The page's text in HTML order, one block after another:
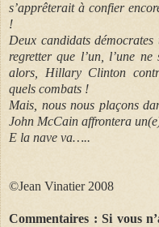
s’apprêterait à confier
!
Deux candidats
regretter que l’un, l’une
alors, Hillary Clinton
quels combats !
Mais, nous nous plaçons
John McCain affrontera
E la nave va…..
©Jean Vinatier 2008
Commentaires : Si vous